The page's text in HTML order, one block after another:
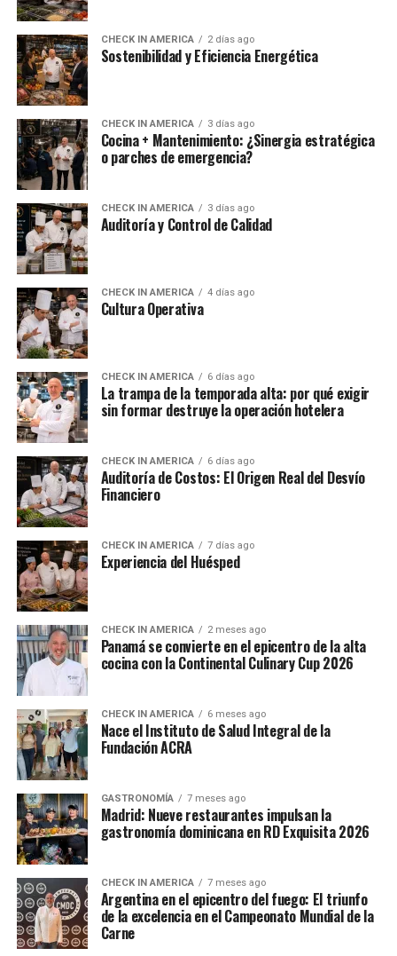
CHECK IN AMERICA 2 días ago
Sostenibilidad y Eficiencia Energética
CHECK IN AMERICA 3 días ago
Cocina + Mantenimiento: ¿Sinergia estratégica
o parches de emergencia?
CHECK IN AMERICA 3 días ago
Auditoría y Control de Calidad
CHECK IN AMERICA 4 días ago
Cultura Operativa
CHECK IN AMERICA 6 días ago
La trampa de la temporada alta: por qué exigir
sin formar destruye la operación hotelera
CHECK IN AMERICA 6 días ago
Auditoría de Costos: El Origen Real del Desvío
Financiero
CHECK IN AMERICA 7 días ago
Experiencia del Huésped
CHECK IN AMERICA 2 meses ago
Panamá se convierte en el epicentro de la alta
cocina con la Continental Culinary Cup 2026
CHECK IN AMERICA 6 meses ago
Nace el Instituto de Salud Integral de la
Fundación ACRA
GASTRONOMÍA 7 meses ago
Madrid: Nueve restaurantes impulsan la
gastronomía dominicana en RD Exquisita 2026
CHECK IN AMERICA 7 meses ago
Argentina en el epicentro del fuego: El triunfo
de la excelencia en el Campeonato Mundial de la
Carne